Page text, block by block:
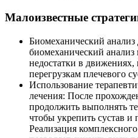
Малоизвестные
Биомеханический
биомеханический
недостатки в
перегрузкам плечевого
Использование
лечения: После
продолжить выполнять
чтобы укрепить сустав и
Реализация